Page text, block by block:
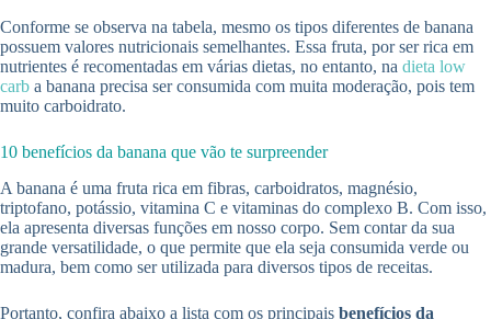
Conforme se observa na tabela, mesmo os tipos diferentes de banana
possuem valores nutricionais semelhantes. Essa fruta, por ser rica em
nutrientes é recomentadas em várias dietas, no entanto, na dieta low
carb a banana precisa ser consumida com muita moderação, pois tem
muito carboidrato.
10 benefícios da banana que vão te surpreender
A banana é uma fruta rica em fibras, carboidratos, magnésio,
triptofano, potássio, vitamina C e vitaminas do complexo B. Com isso,
ela apresenta diversas funções em nosso corpo. Sem contar da sua
grande versatilidade, o que permite que ela seja consumida verde ou
madura, bem como ser utilizada para diversos tipos de receitas.
Portanto, confira abaixo a lista com os principais benefícios da